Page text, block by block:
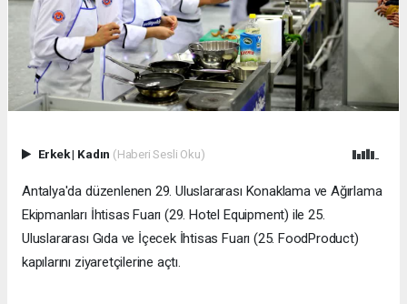
Erkek| Kadın (Haberi Sesli Oku)
​Antalya'da düzenlenen 29. Uluslararası Konaklama ve Ağırlama
Ekipmanları İhtisas Fuarı (29. Hotel Equipment) ile 25.
Uluslararası Gıda ve İçecek İhtisas Fuarı (25. FoodProduct)
kapılarını ziyaretçilerine açtı.